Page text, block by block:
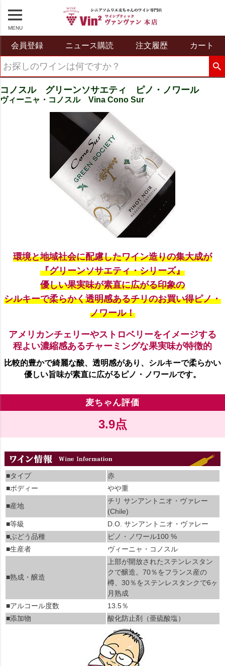
MENU
会員登録 ニュース購読 注文履歴 カート
コノスル グリーンソサエティ ピノ・ノワール
ヴィーニャ・コノスル Vina Cono Sur
環境と地域社会に配慮したワイン造りの集大成が
『グリーンソサエティ・シリーズ』
優しい果実味が素直に広がる印象の
シルキーで柔らかく透明感あるチリのお買い得ピノ・
ノワール！
アメリカンチェリーやストロベリーをイメージする
程よい濃縮感あるチャーミングな果実味が特徴的
比較的豊かで綺麗な酸、透明感があり、シルキーで柔らかい
優しい旨味が素直に広がるピノ・ノワールです。
麦ちゃん評価
3.9点
■タイプ
赤
■ボディー
やや重
■産地
チリ サンアントニオ・ヴァレー
(Chile)
■等級
D.O. サンアントニオ・ヴァレー
■ぶどう品種
ピノ・ノワール100 %
■生産者
ヴィーニャ・コノスル
■熟成・醸造
上部が開放されたステンレスタン
クで醸造。70％をフランス産の
樽、30％をステンレスタンクで6ヶ
月熟成
■アルコール度数
13.5％
■添加物
酸化防止剤（亜硫酸塩）